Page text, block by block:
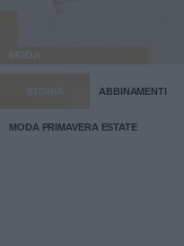
MODA
STORIA ABBINAMENTI
MODA PRIMAVERA ESTATE